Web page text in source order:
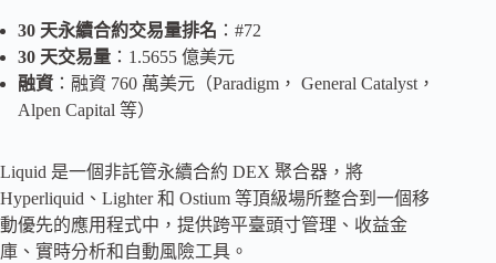
30 天永續合約交易量排名 ：#72
30 天交易量 ：1.5655 億美元
融資 ：融資 760 萬美元（Paradigm， General Catalyst，
Alpen Capital 等）
Liquid 是一個非託管永續合約 DEX 聚合器，將
Hyperliquid、Lighter 和 Ostium 等頂級場所整合到一個移
動優先的應用程式中，提供跨平臺頭寸管理、收益金
庫、實時分析和自動風險工具。